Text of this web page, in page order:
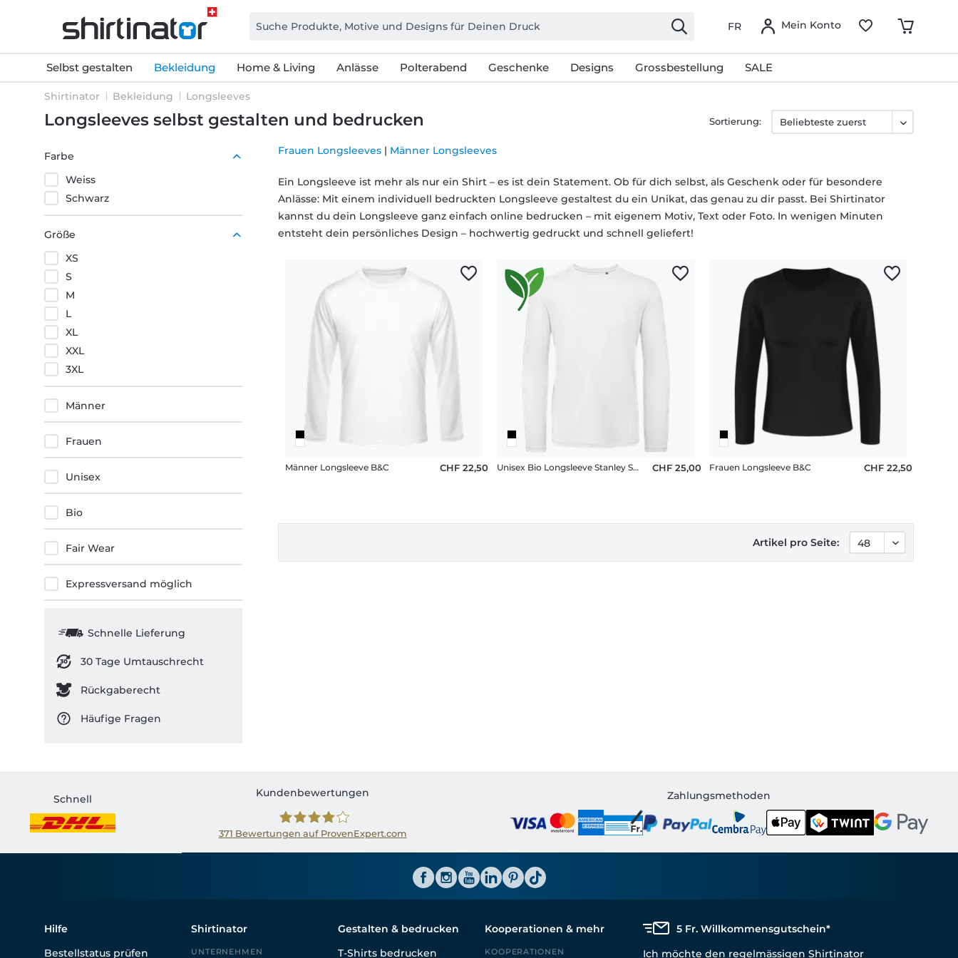
FR Mein Konto
Selbst gestalten Bekleidung Home & Living Anlässe Polterabend Geschenke Designs Grossbestellung SALE
Shirtinator Bekleidung Longsleeves
Longsleeves selbst gestalten und bedrucken
Farbe
Weiss
Schwarz
Größe
XS
S
M
L
XL
XXL
3XL
Männer
Frauen
Unisex
Bio
Fair Wear
Expressversand möglich
Schnelle Lieferung
30 Tage Umtauschrecht
Rückgaberecht
Häufige Fragen
Frauen Longsleeves | Männer Longsleeves
Ein Longsleeve ist mehr als nur ein Shirt – es ist dein Statement. Ob für dich selbst, als Geschenk oder für besondere
Anlässe: Mit einem individuell bedruckten Longsleeve gestaltest du ein Unikat, das genau zu dir passt. Bei Shirtinator
kannst du dein Longsleeve ganz einfach online bedrucken – mit eigenem Motiv, Text oder Foto. In wenigen Minuten
entsteht dein persönliches Design – hochwertig gedruckt und schnell geliefert!
Sortierung:
Männer Longsleeve B&C CHF 22,50 Unisex Bio Longsleeve Stanley Stella 2.0 CHF 25,00 Frauen Longsleeve B&C CHF 22,50
Artikel pro Seite:
Schnell
Kundenbewertungen
371 Bewertungen auf ProvenExpert.com
Zahlungsmethoden
Hilfe
Bestellstatus prüfen
Shirtinator
UNTERNEHMEN
Gestalten & bedrucken
T-Shirts bedrucken
Kooperationen & mehr
KOOPERATIONEN
5 Fr. Willkommensgutschein*
Ich möchte den regelmässigen Shirtinator